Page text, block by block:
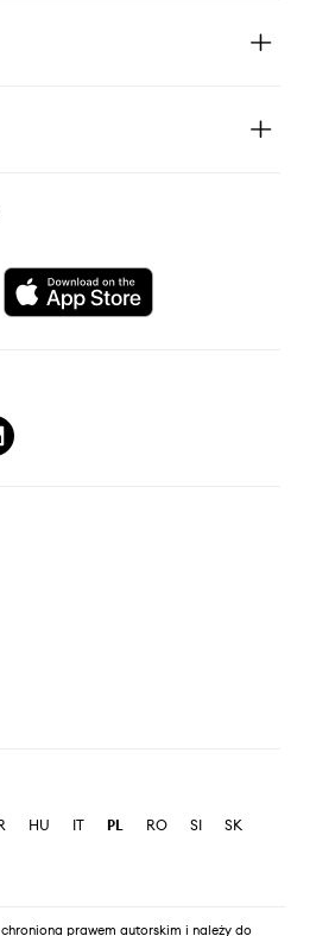
HU IT PL RO SI
SK
prawem autorskim i należy do